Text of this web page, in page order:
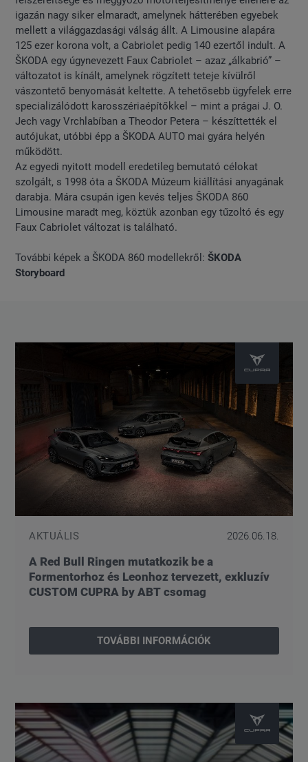
igazán nagy siker elmaradt, amelynek hátterében egyebek
mellett a világgazdasági válság állt. A Limousine alapára
125 ezer korona volt, a Cabriolet pedig 140 ezertől indult. A
ŠKODA egy úgynevezett Faux Cabriolet – azaz „álkabrió” –
változatot is kínált, amelynek rögzített teteje kívülről
vászontető benyomását keltette. A tehetősebb ügyfelek erre
specializálódott karosszériaépítőkkel – mint a prágai J. O.
Jech vagy Vrchlabíban a Theodor Petera – készíttették el
autójukat, utóbbi épp a ŠKODA AUTO mai gyára helyén
működött.
Az egyedi nyitott modell eredetileg bemutató célokat
szolgált, s 1998 óta a ŠKODA Múzeum kiállítási anyagának
darabja. Mára csupán igen kevés teljes ŠKODA 860
Limousine maradt meg, köztük azonban egy tűzoltó és egy
Faux Cabriolet változat is található.
További képek a ŠKODA 860 modellekről:ŠKODA
Storyboard
AKTUÁLIS 2026.06.18.
A Red Bull Ringen mutatkozik be a
Formentorhoz és Leonhoz tervezett, exkluzív
CUSTOM CUPRA by ABT csomag
TOVÁBBI INFORMÁCIÓK